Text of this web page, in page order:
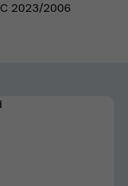
2023/2006